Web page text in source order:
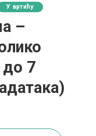
У вртићу
–
7